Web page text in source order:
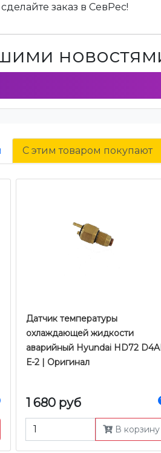
заказ в СевРес!
С этим товаром покупают
Датчик температуры
охлаждающей жидкости
аварийный Hyundai HD72
Е-2 | Оригинал
1 680 руб
В корзину